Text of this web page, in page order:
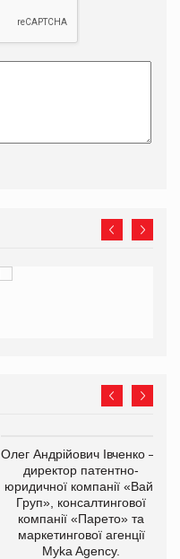
Олег Андрійович Івченко —
директор патентно-
юридичної компанії «Вайз
Груп», консалтингової
компанії «Парето» та
маркетингової агенції
Myka Agency.